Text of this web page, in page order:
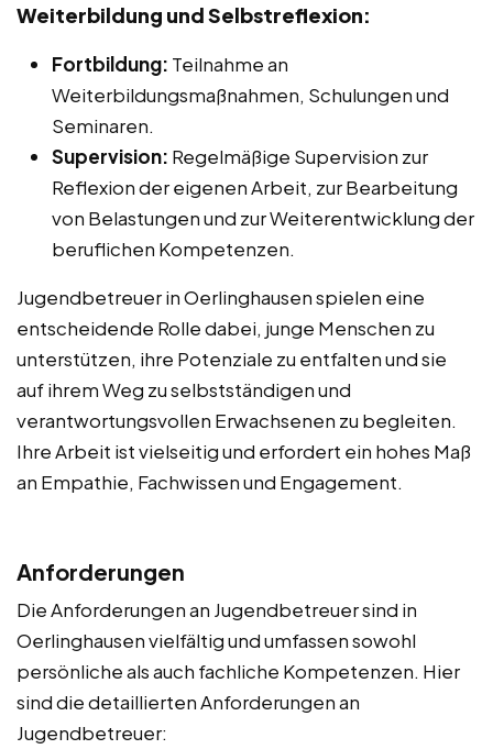
Weiterbildung und Selbstreflexion:
Fortbildung: Teilnahme an
Weiterbildungsmaßnahmen, Schulungen und
Seminaren.
Supervision: Regelmäßige Supervision zur
Reflexion der eigenen Arbeit, zur Bearbeitung
von Belastungen und zur Weiterentwicklung der
beruflichen Kompetenzen.
Jugendbetreuer in Oerlinghausen spielen eine
entscheidende Rolle dabei, junge Menschen zu
unterstützen, ihre Potenziale zu entfalten und sie
auf ihrem Weg zu selbstständigen und
verantwortungsvollen Erwachsenen zu begleiten.
Ihre Arbeit ist vielseitig und erfordert ein hohes Maß
an Empathie, Fachwissen und Engagement.
Anforderungen
Die Anforderungen an Jugendbetreuer sind in
Oerlinghausen vielfältig und umfassen sowohl
persönliche als auch fachliche Kompetenzen. Hier
sind die detaillierten Anforderungen an
Jugendbetreuer: